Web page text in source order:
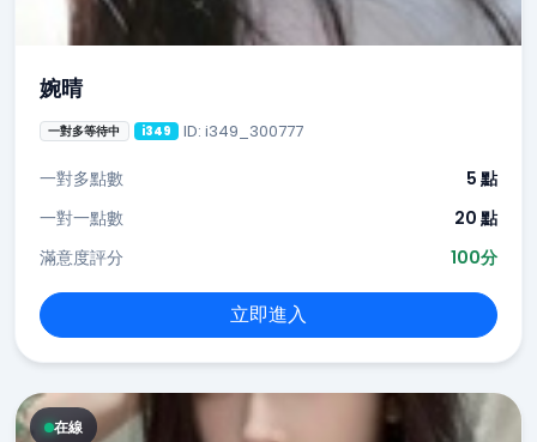
婉晴
一對多等待中 i349 ID: i349_300777
一對多點數
5 點
一對一點數
20 點
滿意度評分
100分
立即進入
在線